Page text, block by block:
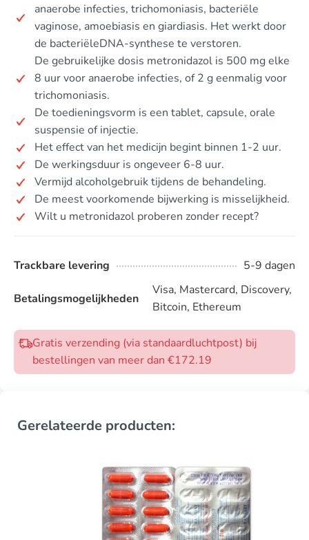
anaerobe infecties, trichomoniasis, bacteriële
vaginose, amoebiasis en giardiasis. Het werkt door
de bacteriëleDNA-synthese te verstoren.
De gebruikelijke dosis metronidazol is 500 mg elke
8 uur voor anaerobe infecties, of 2 g eenmalig voor
trichomoniasis.
De toedieningsvorm is een tablet, capsule, orale
suspensie of injectie.
Het effect van het medicijn begint binnen 1-2 uur.
De werkingsduur is ongeveer 6-8 uur.
Vermijd alcoholgebruik tijdens de behandeling.
De meest voorkomende bijwerking is misselijkheid.
Wilt u metronidazol proberen zonder recept?
Trackbare levering 5-9 dagen
Betalingsmogelijkheden
Visa, Mastercard, Discovery,
Bitcoin, Ethereum
Gratis verzending (via standaardluchtpost) bij
bestellingen van meer dan €172.19
Gerelateerde producten: